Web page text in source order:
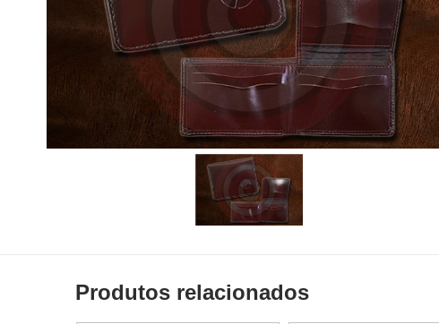
Produtos relacionados